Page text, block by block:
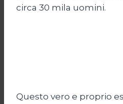
circa 30 mila uomini.
Questo vero e proprio